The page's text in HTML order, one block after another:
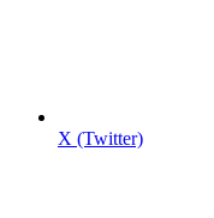
X (Twitter)